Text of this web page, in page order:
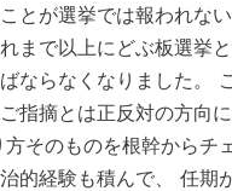
とが選挙では報われない
まで以上にどぶ板選挙
ならなくなりました。
指摘とは正反対の方向
そのものを根幹からチ
的経験も積んで、 任期